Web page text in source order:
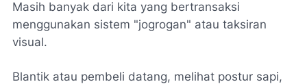
Masih banyak dari kita yang bertransaksi
menggunakan sistem "jogrogan" atau taksiran
visual.
Blantik atau pembeli datang, melihat postur sapi,